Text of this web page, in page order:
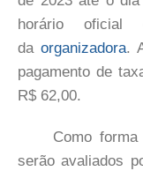
horário
da organizadora.
pagamento de
R$ 62,00.
Como
serão avaliados